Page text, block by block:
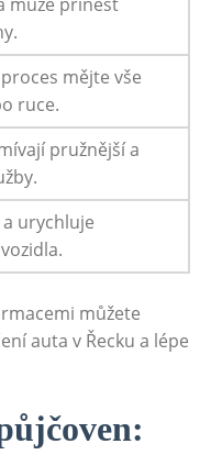
mějte vše
ruce.
pružnější a
urychluje
můžete
auta v Řecku a lépe